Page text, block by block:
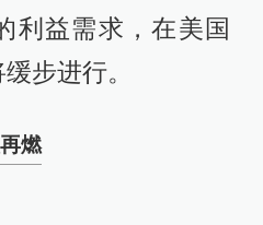
利益需求，在美国
步进行。
燃